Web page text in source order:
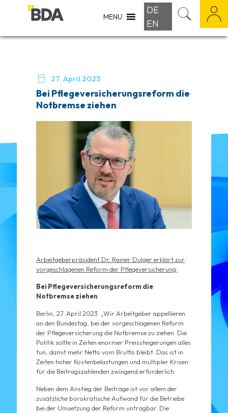
MENU
DE
EN
 27. April 2023
Bei Pflegeversicherungsreform die
Notbremse ziehen
Arbeitgeberpräsident Dr. Rainer Dulger erklärt zur
vorgeschlagenen Reform der Pflegeversicherung:
Bei Pflegeversicherungsreform die
Notbremse ziehen
Berlin, 27. April 2023. „Wir Arbeitgeber appellieren
an den Bundestag, bei der vorgeschlagenen Reform
der Pflegeversicherung die Notbremse zu ziehen. Die
Politik sollte in Zeiten enormer Preissteigerungen alles
tun, damit mehr Netto vom Brutto bleibt. Das ist in
Zeiten hoher Kostenbelastungen und multipler Krisen
für die Beitragszahlenden zwingend erforderlich.
Neben dem Anstieg der Beiträge ist vor allem der
zusätzliche bürokratische Aufwand für die Betriebe
bei der Umsetzung der Reform untragbar. Die